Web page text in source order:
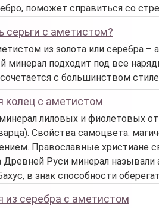
поможет справиться со
серьги с аметистом?
из золота или серебра –
минерал подходит под все
с большинством
колец с аметистом
лиловых и фиолетовых
Свойства самоцвета:
Православные христиане
Древней Руси минерал называли
в знак способности
из серебра с аметистом